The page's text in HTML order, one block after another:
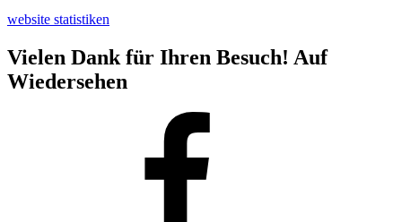
website statistiken
Vielen Dank für Ihren Besuch! Auf
Wiedersehen